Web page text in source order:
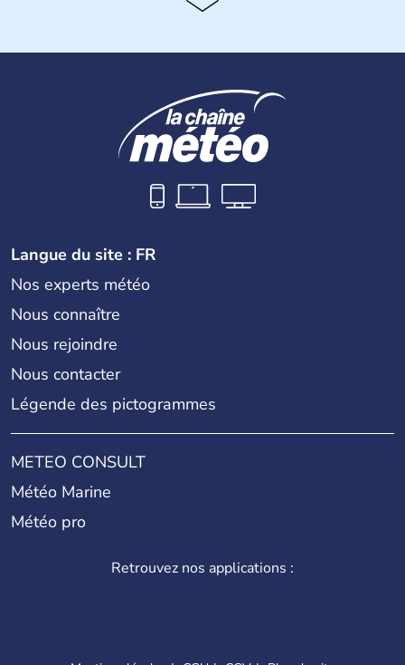
Langue du site : FR
Nos experts météo
Nous connaître
Nous rejoindre
Nous contacter
Légende des pictogrammes
METEO CONSULT
Météo Marine
Météo pro
Retrouvez nos applications :